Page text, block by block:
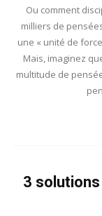
Ou comment
milliers de
une « unité de
Mais, imaginez
multitude de
3